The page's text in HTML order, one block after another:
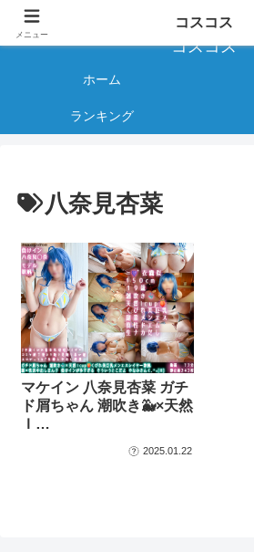
様々なジャンルのコスプレAVをご紹
コスコス
ホーム
ランキング
八奈見杏菜
マケイン 八奈見杏菜 ガチ
ド屑ちゃん 潮吹き🐳×天然
Ｉ…
2025.01.22
メニュー
コスコス